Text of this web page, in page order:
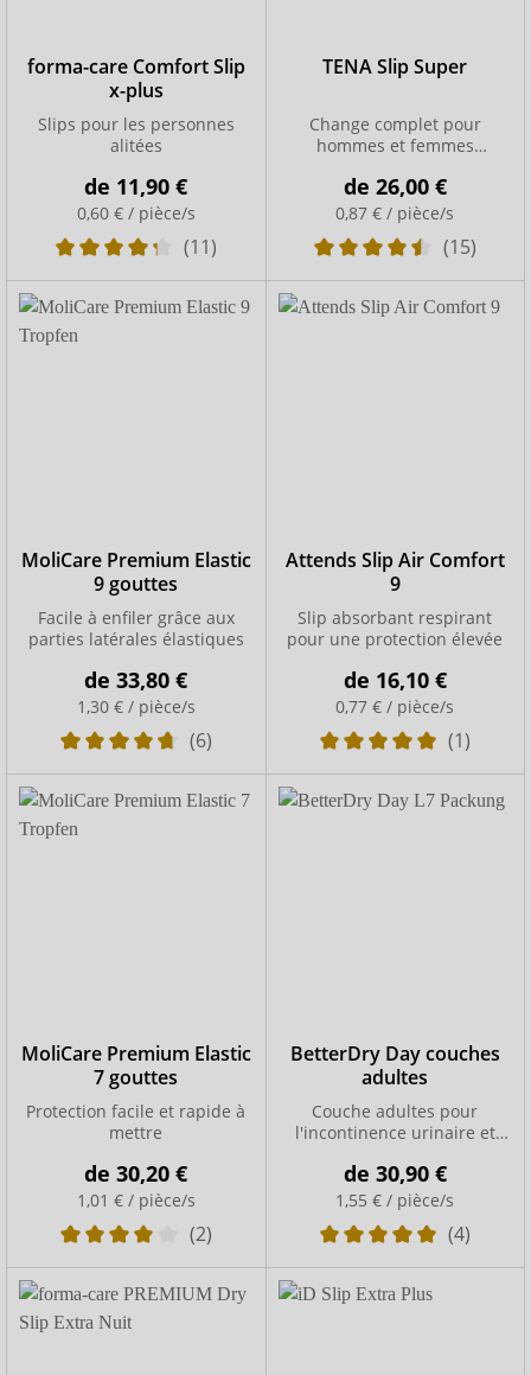
forma-care Comfort Slip
x-plus
Slips pour les personnes
alitées
de 11,90 €
0,60 € / pièce/s
(11)
TENA Slip Super
Change complet pour
hommes et femmes
de 26,00 €
0,87 € / pièce/s
(15)
MoliCare Premium Elastic
9 gouttes
Facile à enfiler grâce aux
parties latérales élastiques
de33,80 €
1,30 € / pièce/s
(6)
Attends Slip Air Comfort
9
Slip absorbant respirant
pour une protection élevée
de 16,10 €
0,77 € / pièce/s
(1)
MoliCare Premium Elastic
7 gouttes
Protection facile et rapide à
mettre
de30,20 €
1,01 € / pièce/s
(2)
BetterDry Day couches
adultes
Couche adultes pour
l'incontinence urinaire et
de 30,90 €
1,55 € / pièce/s
(4)